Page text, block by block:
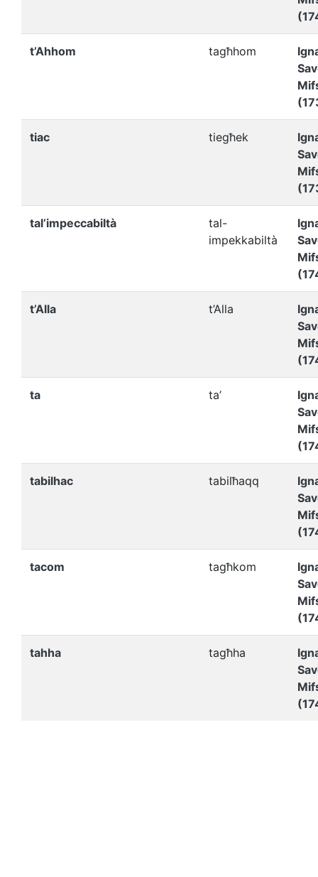
t’Ahhom tagħhom
tiac tiegħek
tal’impeccabiltà
tal-
impekkabiltà
t’Alla t’Alla
ta ta’
tabilhac tabilħaqq
tacom tagħkom
tahha tagħha